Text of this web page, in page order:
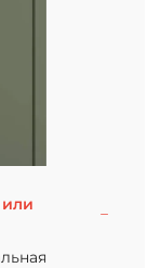
или